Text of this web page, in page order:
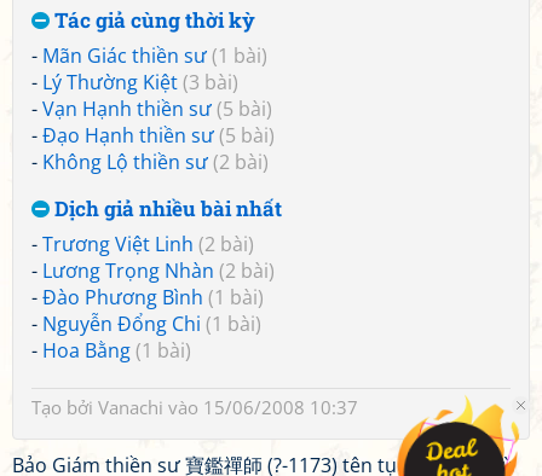
Tác giả cùng thời kỳ
- Mãn Giác thiền sư(1 bài)
- Lý Thường Kiệt(3 bài)
-Vạn Hạnh thiền sư(5 bài)
-Đạo Hạnh thiền sư(5 bài)
- Không Lộ thiền sư(2 bài)
Dịch giả nhiều bài nhất
-Trương Việt Linh (2 bài)
- Lương Trọng Nhàn (2 bài)
-Đào Phương Bình (1 bài)
- Nguyễn Đổng Chi (1 bài)
- Hoa Bằng(1 bài)
Tạo bởi Vanachi vào 15/06/2008 10:37
Bảo Giám thiền sư 寶鑑禪師 (?-1173) tên tục là Kiều Phù